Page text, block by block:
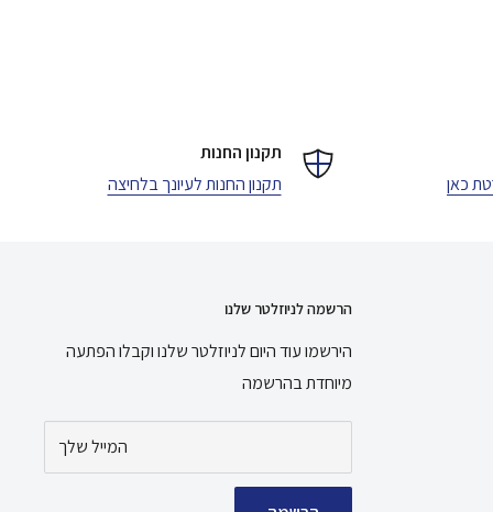
כאן
תקנון החנות
תקנון החנות לעיונך בלחיצה
הרשמה לניוזלטר שלנו
הירשמו עוד היום לניוזלטר שלנו וקבלו הפתעה
מיוחדת בהרשמה
המייל שלך